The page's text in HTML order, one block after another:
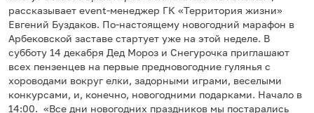
рассказывает event-менеджер ГК «Территория жизни»
Евгений Буздаков. По-настоящему новогодний марафон в
Арбековской заставе стартует уже на этой неделе. В
субботу 14 декабря Дед Мороз и Снегурочка приглашают
всех пензенцев на первые предновогодние гулянья с
хороводами вокруг елки, задорными играми, веселыми
конкурсами, и, конечно, новогодними подарками. Начало в
14:00. «Все дни новогодних праздников мы постарались